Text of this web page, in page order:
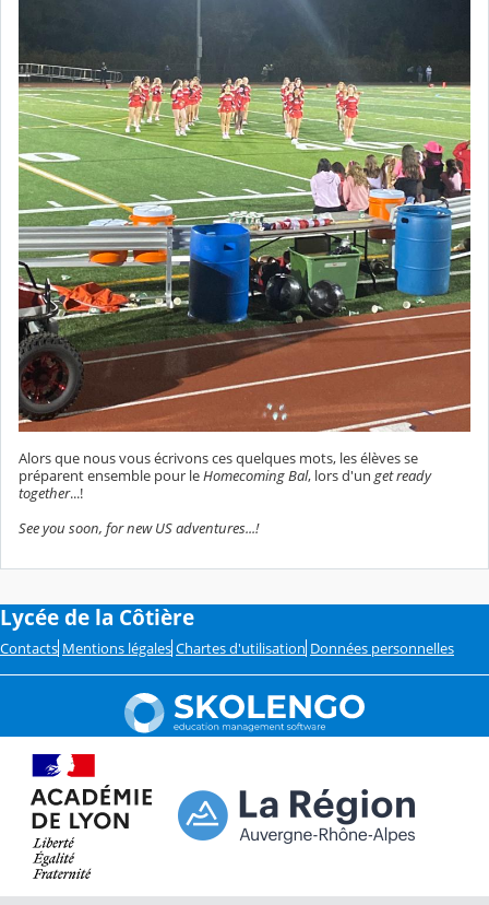
Alors que nous vous écrivons ces quelques mots, les élèves se
préparent ensemble pour leHomecoming Bal, lors d'un get ready
together...!
See you soon, for new US adventures...!
Lycée de la Côtière
Contacts Mentions légales Chartes d'utilisation Données personnelles